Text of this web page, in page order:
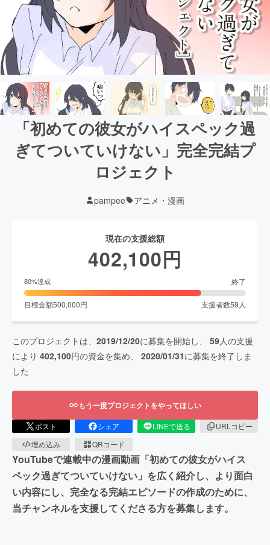
「初めての彼女がハイスペック過
ぎてついていけない」完全完結プ
ロジェクト
pampee アニメ・漫画
現在の支援総額
402,100円
80%達成 終了
目標金額500,000円 支援者数59 人
このプロジェクトは、 2019/12/20に募集を開始し、 59人の支援
により 402,100円の資金を集め、 2020/01/31に募集を終了しま
した
もう一度プロジェクトをやってほしい
ポスト シェア LINEで送る
URLコピー
埋め込み
QRコード
YouTubeで連載中の漫画動画「初めての彼女がハイス
ペック過ぎてついていけない」を広く紹介し、より面白
い内容にし、完全なる完結エピソードの作成のために、
当チャンネルを支援してくださる方を募集します。